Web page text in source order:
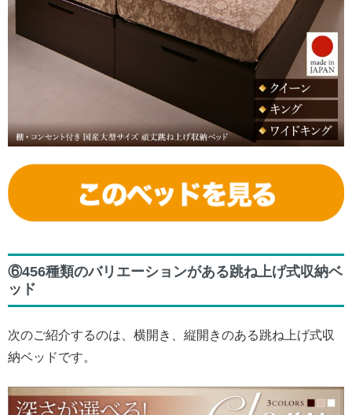
⑥456種類のバリエーションがある跳ね上げ式収納ベ
ッド
次のご紹介するのは、横開き、縦開きのある跳ね上げ式収
納ベッドです。